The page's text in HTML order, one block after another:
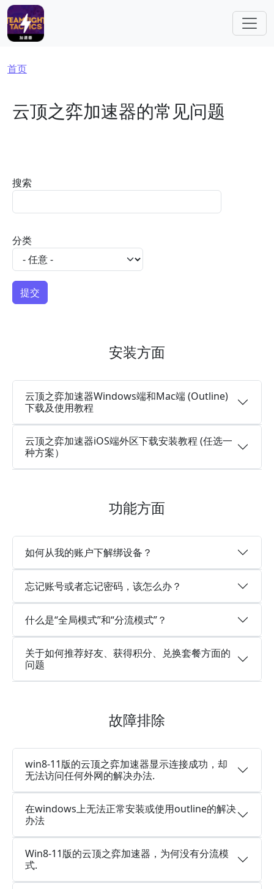
跳转到主要内容
面包屑
首页
云顶之弈加速器的常见问题
搜索
分类
安装方面
云顶之弈加速器Windows端和Mac端 (Outline)
下载及使用教程
云顶之弈加速器iOS端外区下载安装教程 (任选一
种方案）
功能方面
如何从我的账户下解绑设备？
忘记账号或者忘记密码，该怎么办？
什么是“全局模式”和“分流模式”？
关于如何推荐好友、获得积分、兑换套餐方面的
问题
故障排除
win8-11版的云顶之弈加速器显示连接成功，却
无法访问任何外网的解决办法.
在windows上无法正常安装或使用outline的解决
办法
Win8-11版的云顶之弈加速器，为何没有分流模
式.